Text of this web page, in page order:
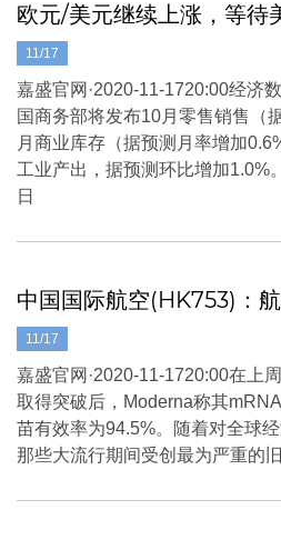
11/17
欧元/美元继续上涨，等待
嘉盛官网·2020-11-1720:00经济
国商务部将发布10月零售销售（
月商业库存（据预测月率增加
工业产出，据预测环比增加1.0%
日
11/17
中国国际航空(HK753)：
嘉盛官网·2020-11-1720:00在上
取得突破后，Moderna称其
苗有效率为94.5%。随着对全球
那些大流行期间受创最为严重的